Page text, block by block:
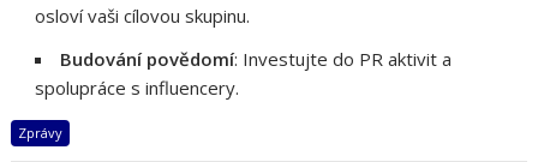
osloví vaši cílovou skupinu.
Budování povědomí: Investujte do PR aktivit a
spolupráce s influencery.
Zprávy